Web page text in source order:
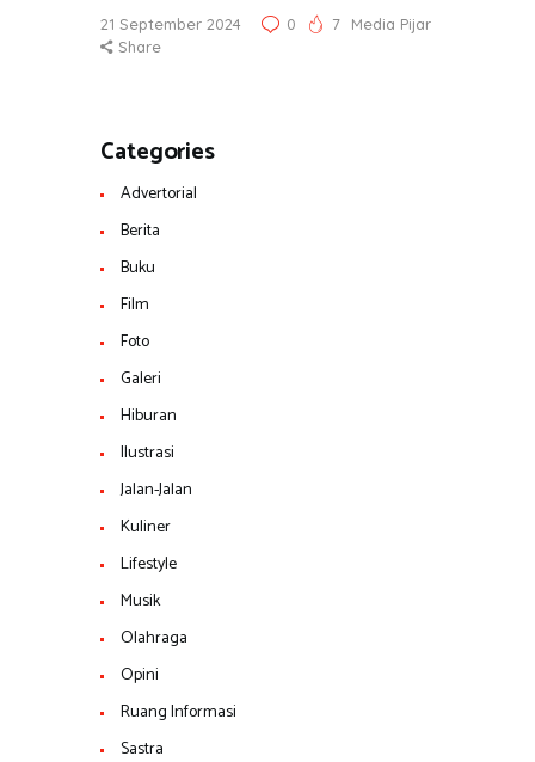
21 September 2024 0 7
Media Pijar
Share
Categories
Advertorial
Berita
Buku
Film
Foto
Galeri
Hiburan
Ilustrasi
Jalan-Jalan
Kuliner
Lifestyle
Musik
Olahraga
Opini
Ruang Informasi
Sastra